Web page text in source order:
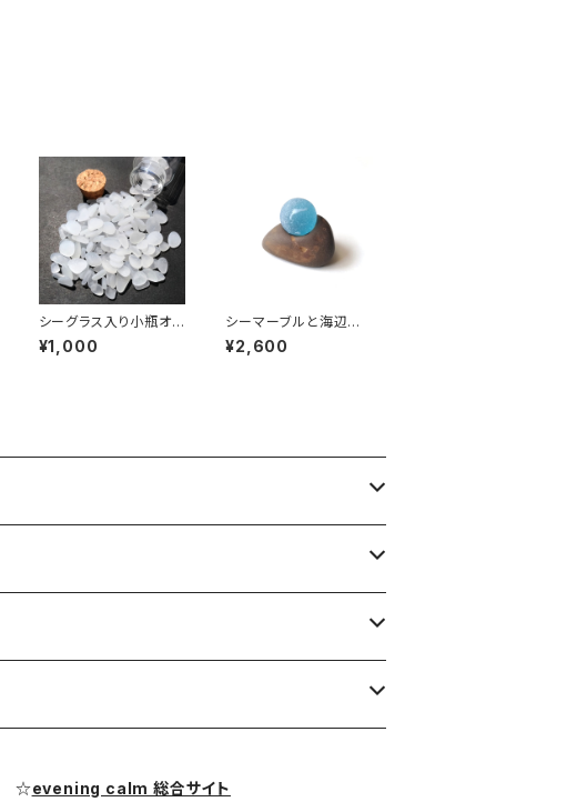
シーグラス入り小瓶オブ
ジェ（白色系）BZ-106
¥1,000
シーマーブルと海辺の
石オブジェ BZ-108
¥2,600
☆evening calm 総合サイト